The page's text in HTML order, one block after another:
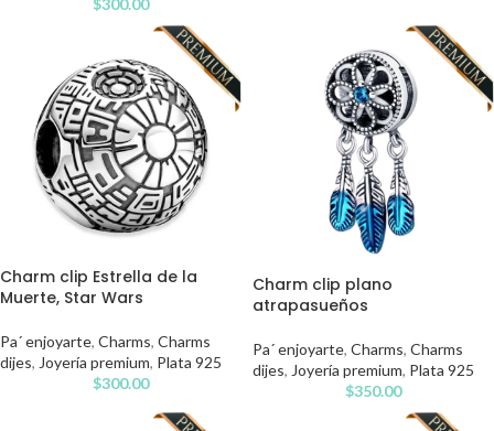
$300.00
Charm clip Estrella de la
Muerte, Star Wars
Pa´ enjoyarte, Charms, Charms
dijes, Joyería premium, Plata 925
$300.00
Charm clip plano
atrapasueños
Pa´ enjoyarte, Charms, Charms
dijes, Joyería premium, Plata 925
$350.00